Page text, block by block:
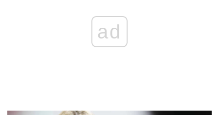
ad